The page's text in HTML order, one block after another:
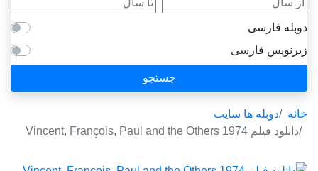
دوبله فارسی
زیرنویس فارسی
جستجو
خانه
دوبله ها سایت
دانلود فیلم Vincent, François, Paul and the Others 1974